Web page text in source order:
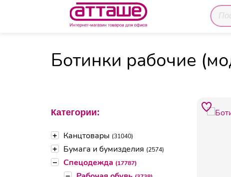
Главная Каталог товаров
Категории:
+ Канцтовары (31040)
+ Бумага и бумизделия (2574)
– Спецодежда (17787)
Ботинки рабочие